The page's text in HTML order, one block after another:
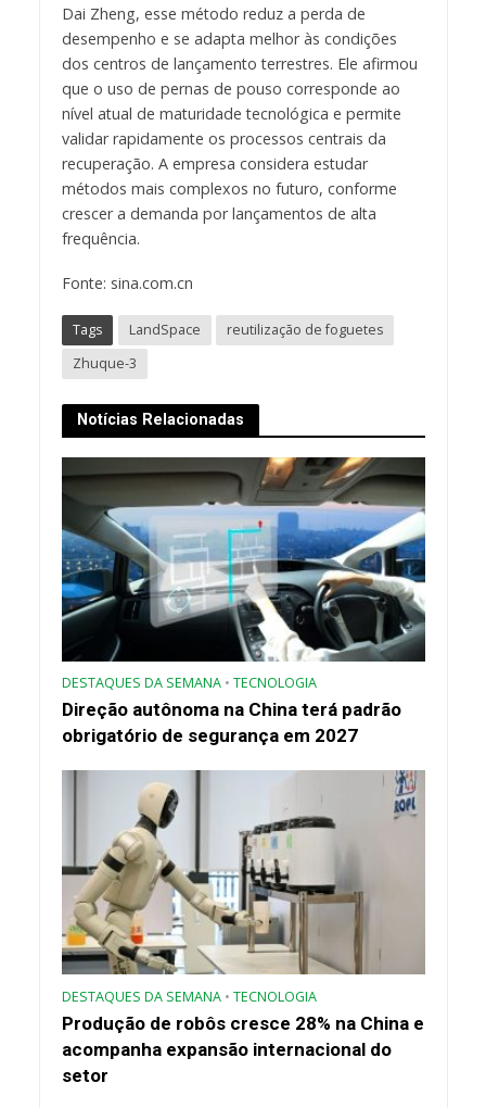
Dai Zheng, esse método reduz a perda de
desempenho e se adapta melhor às condições
dos centros de lançamento terrestres. Ele afirmou
que o uso de pernas de pouso corresponde ao
nível atual de maturidade tecnológica e permite
validar rapidamente os processos centrais da
recuperação. A empresa considera estudar
métodos mais complexos no futuro, conforme
crescer a demanda por lançamentos de alta
frequência.
Fonte: sina.com.cn
Tags LandSpace
reutilização de foguetes
Zhuque-3
Notícias Relacionadas
DESTAQUES DA SEMANA • TECNOLOGIA
Direção autônoma na China terá padrão
obrigatório de segurança em 2027
DESTAQUES DA SEMANA • TECNOLOGIA
Produção de robôs cresce 28% na China e
acompanha expansão internacional do
setor